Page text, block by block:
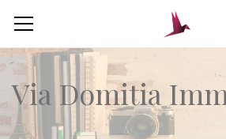
Via Domitia